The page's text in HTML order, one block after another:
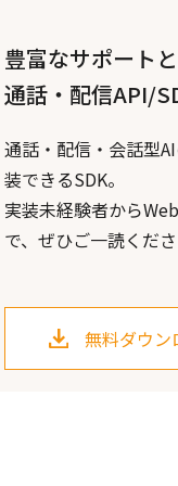
豊富なサポート
通話・配信API/
通話・配信・会話型
装できるSDK。
実装未経験者から
で、ぜひご一読くださ
無料ダウン